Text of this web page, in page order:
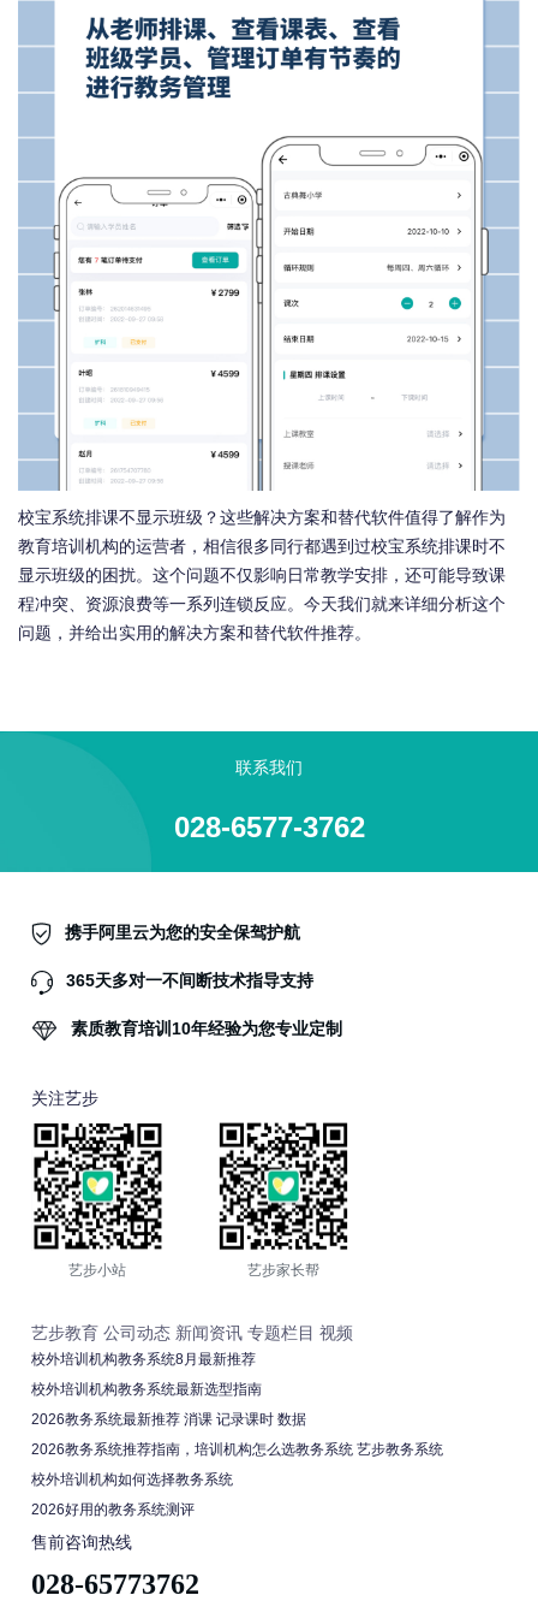
校宝系统排课不显示班级？这些解决方案和替代软件值得了解作为
教育培训机构的运营者，相信很多同行都遇到过校宝系统排课时不
显示班级的困扰。这个问题不仅影响日常教学安排，还可能导致课
程冲突、资源浪费等一系列连锁反应。今天我们就来详细分析这个
问题，并给出实用的解决方案和替代软件推荐。
联系我们
028-6577-3762
携手阿里云为您的安全保驾护航
365天多对一不间断技术指导支持
素质教育培训10年经验为您专业定制
关注艺步
艺步小站 艺步家长帮
艺步教育 公司动态 新闻资讯 专题栏目 视频
校外培训机构教务系统8月最新推荐
校外培训机构教务系统最新选型指南
2026教务系统最新推荐 消课 记录课时 数据
2026教务系统推荐指南，培训机构怎么选教务系统 艺步教务系统
校外培训机构如何选择教务系统
2026好用的教务系统测评
售前咨询热线
028-65773762